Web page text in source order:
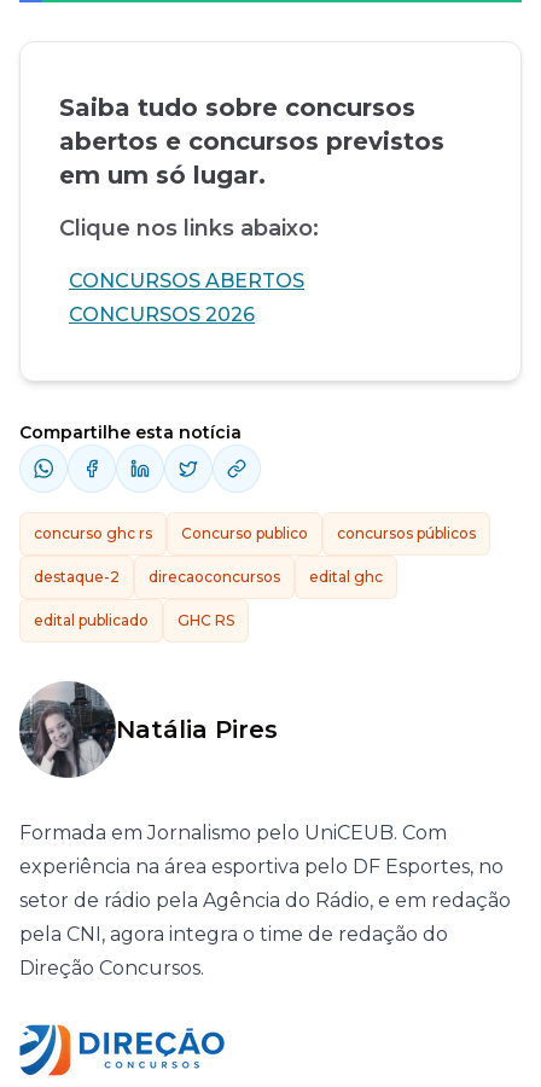
Saiba tudo sobre concursos
abertos e concursos previstos
em um só lugar.
Clique nos links abaixo:
CONCURSOS ABERTOS
CONCURSOS 2026
Compartilhe esta notícia
concurso ghc rs Concurso publico concursos públicos
destaque-2 direcaoconcursos edital ghc
edital publicado GHC RS
Natália Pires
Formada em Jornalismo pelo UniCEUB. Com
experiência na área esportiva pelo DF Esportes, no
setor de rádio pela Agência do Rádio, e em redação
pela CNI, agora integra o time de redação do
Direção Concursos.